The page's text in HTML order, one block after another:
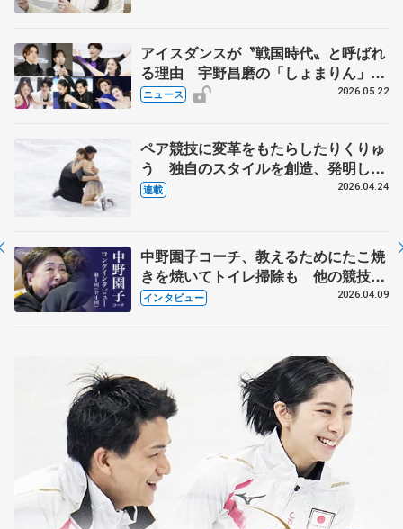
アイスダンスが〝戦国時代〟と呼ばれ
る理由 宇野昌磨の「しょまりん」ら
実力者が相次いで参戦 国内の競争激
ニュース 2026.05.22
ペア競技に変革をもたらしたりくりゅ
う 独自のスタイルを創造、発明した
【引退発表後②】
連載 2026.04.24
中野園子コーチ、教えるためにたこ焼
きを焼いてトイレ掃除も 他の競技に
も通用するという坂本花織の筋肉
インタビュー 2026.04.09